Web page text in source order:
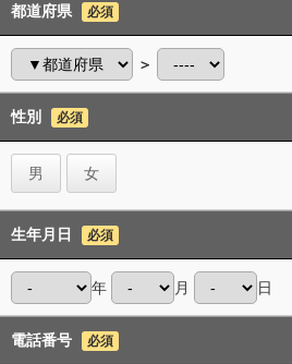
都道府県 必須
＞
性別 必須
男 女
生年月日 必須
年 月 日
電話番号 必須